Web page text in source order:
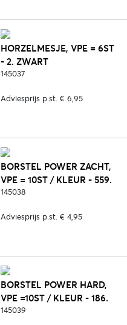
HORZELMESJE, VPE = 6ST
- 2. ZWART
145037
Adviesprijs p.st. € 6,95
BORSTEL POWER ZACHT,
VPE = 10ST / KLEUR - 559.
LICHT BLAUW
145038
Adviesprijs p.st. € 4,95
BORSTEL POWER HARD,
VPE =10ST / KLEUR - 186.
PINK
145039